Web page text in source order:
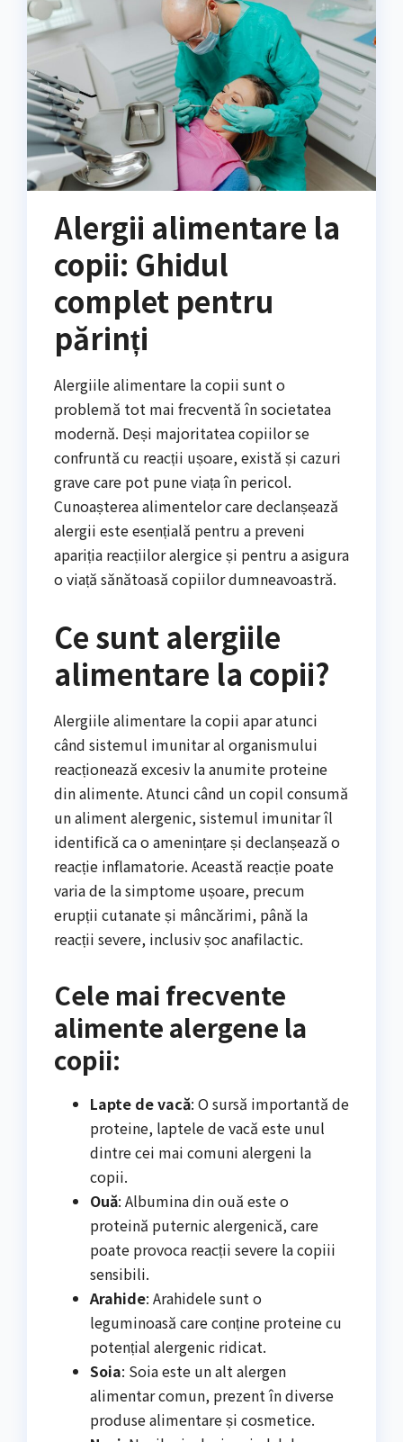
Alergii alimentare la
copii: Ghidul
complet pentru
părinți
Alergiile alimentare la copii sunt o
problemă tot mai frecventă în societatea
modernă. Deși majoritatea copiilor se
confruntă cu reacții ușoare, există și cazuri
grave care pot pune viața în pericol.
Cunoașterea alimentelor care declanșează
alergii este esențială pentru a preveni
apariția reacțiilor alergice și pentru a asigura
o viață sănătoasă copiilor dumneavoastră.
Ce sunt alergiile
alimentare la copii?
Alergiile alimentare la copii apar atunci
când sistemul imunitar al organismului
reacționează excesiv la anumite proteine
din alimente. Atunci când un copil consumă
un aliment alergenic, sistemul imunitar îl
identifică ca o amenințare și declanșează o
reacție inflamatorie. Această reacție poate
varia de la simptome ușoare, precum
erupții cutanate și mâncărimi, până la
reacții severe, inclusiv șoc anafilactic.
Cele mai frecvente
alimente alergene la
copii:
Lapte de vacă: O sursă importantă de
proteine, laptele de vacă este unul
dintre cei mai comuni alergeni la
copii.
Ouă: Albumina din ouă este o
proteină puternic alergenică, care
poate provoca reacții severe la copiii
sensibili.
Arahide: Arahidele sunt o
leguminoasă care conține proteine cu
potențial alergenic ridicat.
Soia: Soia este un alt alergen
alimentar comun, prezent în diverse
produse alimentare și cosmetice.